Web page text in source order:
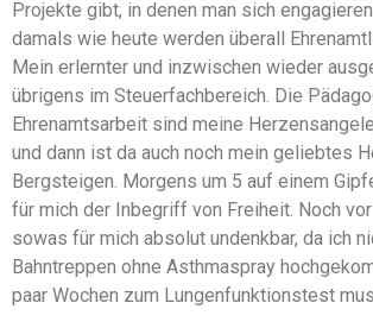
Projekte gibt, in denen man sich
damals wie heute werden überall
Mein erlernter und inzwischen wieder
übrigens im Steuerfachbereich. Die
Ehrenamtsarbeit sind meine
und dann ist da auch noch mein geliebtes
Bergsteigen. Morgens um 5 auf einem
für mich der Inbegriff von Freiheit. Noch
sowas für mich absolut undenkbar, da ich
Bahntreppen ohne Asthmaspray
paar Wochen zum Lungenfunktionstest